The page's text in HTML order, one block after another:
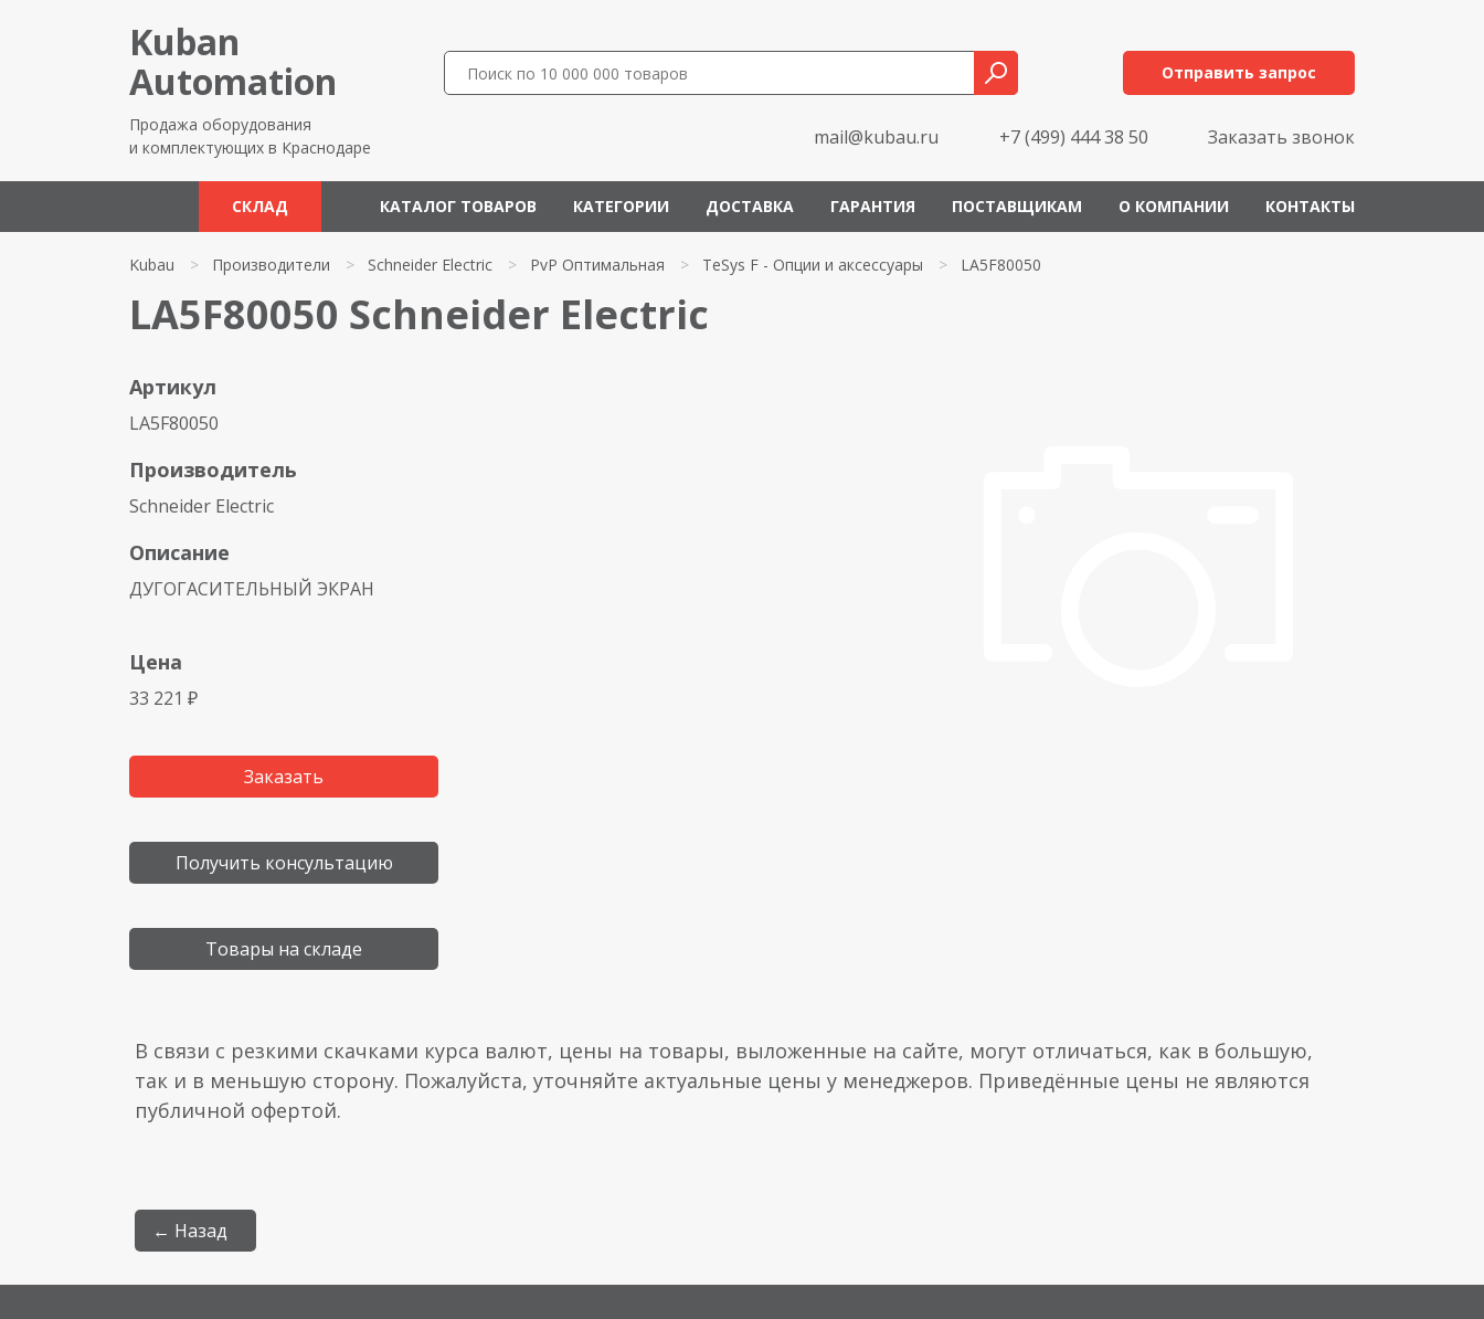
Kuban
Automation
Продажа оборудования
и комплектующих в Краснодаре
Отправить запрос
mail@kubau.ru +7 (499) 444 38 50 Заказать звонок
СКЛАД КАТАЛОГ ТОВАРОВ КАТЕГОРИИ ДОСТАВКА ГАРАНТИЯ ПОСТАВЩИКАМ О КОМПАНИИ КОНТАКТЫ
Kubau > Производители > Schneider Electric > PvP Оптимальная > TeSys F - Опции и аксессуары > LA5F80050
LA5F80050 Schneider Electric
Артикул
LA5F80050
Производитель
Schneider Electric
Описание
ДУГОГАСИТЕЛЬНЫЙ ЭКРАН
Цена
33 221 ₽
Заказать
Получить консультацию
Товары на складе
В связи с резкими скачками курса валют, цены на товары, выложенные на сайте, могут отличаться, как в большую,
так и в меньшую сторону. Пожалуйста, уточняйте актуальные цены у менеджеров. Приведённые цены не являются
публичной офертой.
← Назад